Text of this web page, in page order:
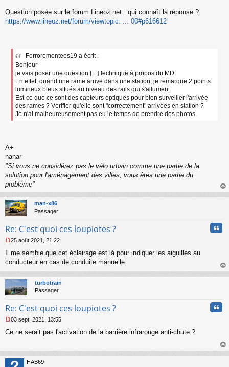
s
g
o
Question posée sur le forum Lineoz.net : qui connaît la réponse ?
https://www.lineoz.net/forum/viewtopic. ... 00#p616612
Ferroremontees19 a écrit :
Bonjour
je vais poser une question [....] technique à propos du MD.
En effet, quand une rame arrive dans une station, je remarque 2 points
lumineux bleus situés au niveau des rails qui s'allument.
Est-ce que ce sont des capteurs optiques pour bien surveiller l'arrivée
des rames ? Vérifier qu'elle sont "correctement" arrivées en station ?
Je n'ai malheureusement pas eu le temps de prendre des photos.
A+
nanar
"Si vous ne considérez pas le vélo urbain comme une partie de la
solution pour l'aménagement des villes, vous êtes une partie du
problème"
au
man-x86
Passager
Re: C'est quoi ces loupiotes ?
e
s
a
g
e
o
l
u
25 août 2021, 21:22
Il me semble que cet éclairage est là pour indiquer les aiguilles au
conducteur en cas de conduite manuelle.
au
turbotrain
Passager
Re: C'est quoi ces loupiotes ?
e
a
g
03 sept. 2021, 13:55
Ce ne serait pas l'activation de la barrière infrarouge anti-chute ?
au
HAB69